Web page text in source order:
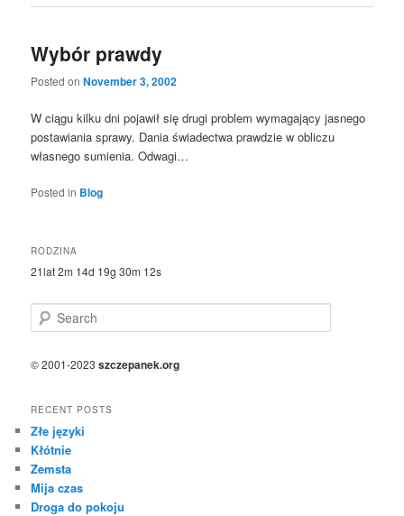
Wybór prawdy
Posted onNovember 3, 2002
W ciągu kilku dni pojawił się drugi problem wymagający jasnego
postawiania sprawy. Dania świadectwa prawdzie w obliczu
własnego sumienia. Odwagi…
Posted in Blog
RODZINA
21lat 2m 14d 19g 30m 12s
e
r© 2001-2023szczepanek.org
RECENT POSTS
Złe języki
Kłótnie
Zemsta
Mija czas
Droga do pokoju